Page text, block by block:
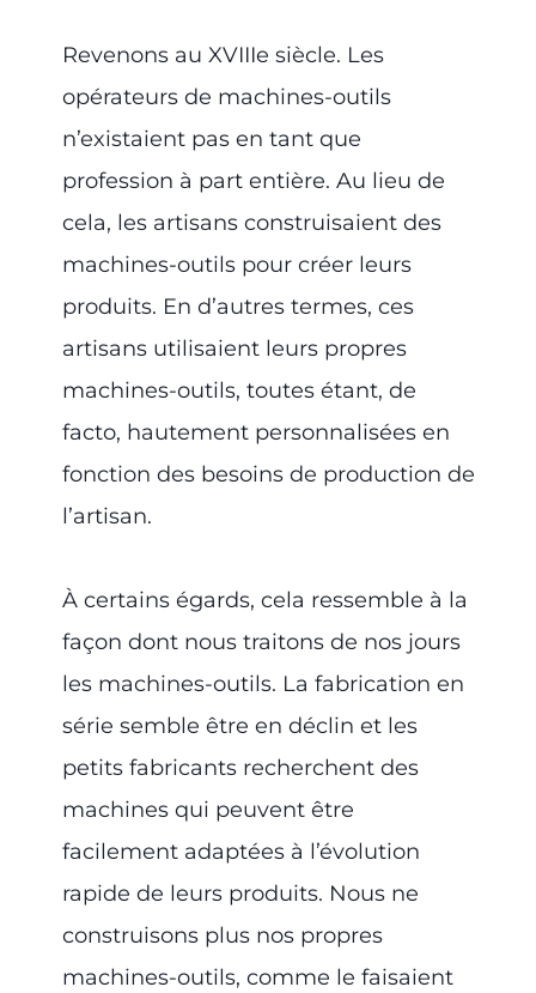
Revenons au XVIIIe siècle. Les
opérateurs de machines-outils
n’existaient pas en tant que
profession à part entière. Au lieu de
cela, les artisans construisaient des
machines-outils pour créer leurs
produits. En d’autres termes, ces
artisans utilisaient leurs propres
machines-outils, toutes étant, de
facto, hautement personnalisées en
fonction des besoins de production de
l’artisan.
À certains égards, cela ressemble à la
façon dont nous traitons de nos jours
les machines-outils. La fabrication en
série semble être en déclin et les
petits fabricants recherchent des
machines qui peuvent être
facilement adaptées à l’évolution
rapide de leurs produits. Nous ne
construisons plus nos propres
machines-outils, comme le faisaient